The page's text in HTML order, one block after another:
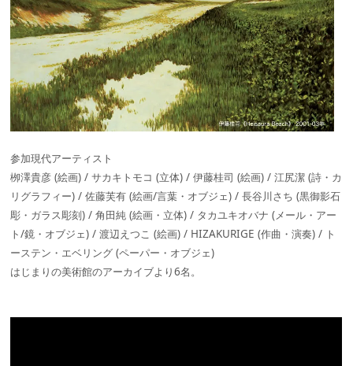
参加現代アーティスト
栁澤貴彦 (絵画) / サカキトモコ (立体) / 伊藤桂司 (絵画) / 江尻潔 (詩・カ
リグラフィー) / 佐藤芙有 (絵画/言葉・オブジェ) / 長谷川さち (黒御影石
彫・ガラス彫刻) / 角田純 (絵画・立体) / タカユキオバナ (メール・アー
ト/鏡・オブジェ) / 渡辺えつこ (絵画) / HIZAKURIGE (作曲・演奏) / ト
ーステン・エベリング (ペーパー・オブジェ)
はじまりの美術館のアーカイブより6名。